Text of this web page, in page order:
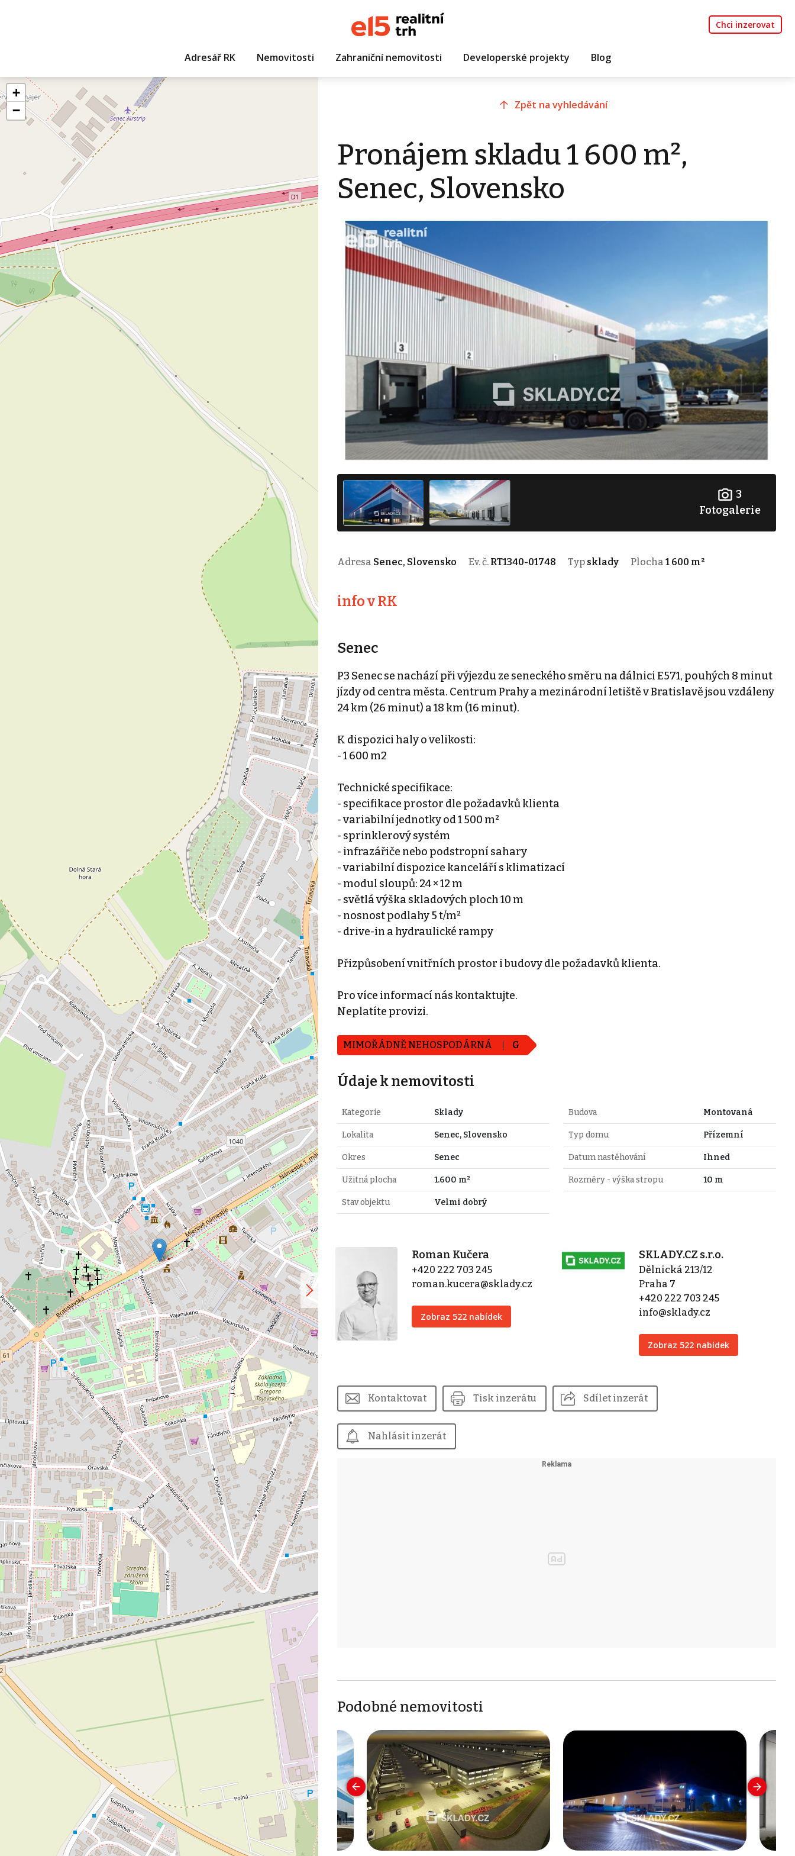
Chci inzerovat
Adresář RK Nemovitosti Zahraniční nemovitosti Developerské projekty Blog
+
−
Zpět na vyhledávání
Pronájem skladu 1 600 m²,
Senec, Slovensko
3
Fotogalerie
Adresa Senec, Slovensko Ev. č. RT1340-01748 Typ sklady Plocha 1 600 m²
info v RK
Senec
P3 Senec se nachází při výjezdu ze seneckého směru na dálnici E571, pouhých 8 minut
jízdy od centra města. Centrum Prahy a mezinárodní letiště v Bratislavě jsou vzdáleny
24 km (26 minut) a 18 km (16 minut).
K dispozici haly o velikosti:
- 1 600 m2
Technické specifikace:
- specifikace prostor dle požadavků klienta
- variabilní jednotky od 1 500 m²
- sprinklerový systém
- infrazářiče nebo podstropní sahary
- variabilní dispozice kanceláří s klimatizací
- modul sloupů: 24 × 12 m
- světlá výška skladových ploch 10 m
- nosnost podlahy 5 t/m²
- drive-in a hydraulické rampy
Přizpůsobení vnitřních prostor i budovy dle požadavků klienta.
Pro více informací nás kontaktujte.
Neplatíte provizi.
MIMOŘÁDNĚ NEHOSPODÁRNÁ G
Údaje k nemovitosti
Kategorie Sklady
Lokalita Senec, Slovensko
Okres Senec
Užitná plocha 1.600 m²
Stav objektu Velmi dobrý
Budova Montovaná
Typ domu Přízemní
Datum nastěhování Ihned
Rozměry - výška stropu 10 m
Roman Kučera
+420 222 703 245
roman.kucera@sklady.cz
Zobraz 522 nabídek
SKLADY.CZ s.r.o.
Dělnická 213/12
Praha 7
+420 222 703 245
info@sklady.cz
Zobraz 522 nabídek
Kontaktovat Tisk inzerátu Sdílet inzerát
Nahlásit inzerát
Podobné nemovitosti